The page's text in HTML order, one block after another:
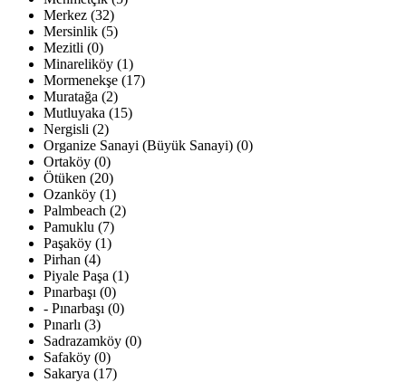
Merkez (32)
Mersinlik (5)
Mezitli (0)
Minareliköy (1)
Mormenekşe (17)
Muratağa (2)
Mutluyaka (15)
Nergisli (2)
Organize Sanayi (Büyük Sanayi) (0)
Ortaköy (0)
Ötüken (20)
Ozanköy (1)
Palmbeach (2)
Pamuklu (7)
Paşaköy (1)
Pirhan (4)
Piyale Paşa (1)
Pınarbaşı (0)
- Pınarbaşı (0)
Pınarlı (3)
Sadrazamköy (0)
Safaköy (0)
Sakarya (17)